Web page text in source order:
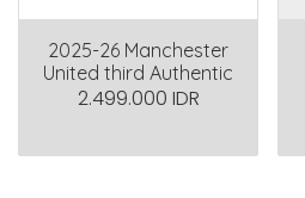
2025-26 Manchester
United third Authentic
2.499.000 IDR